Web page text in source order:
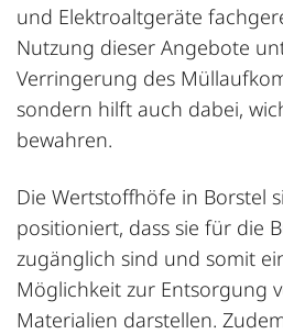
und Elektroaltgeräte
Nutzung dieser Angebote
Verringerung des
sondern hilft auch dabei,
bewahren.
Die Wertstoffhöfe in Borstel
positioniert, dass sie für die
zugänglich sind und somit
Möglichkeit zur Entsorgung
Materialien darstellen.